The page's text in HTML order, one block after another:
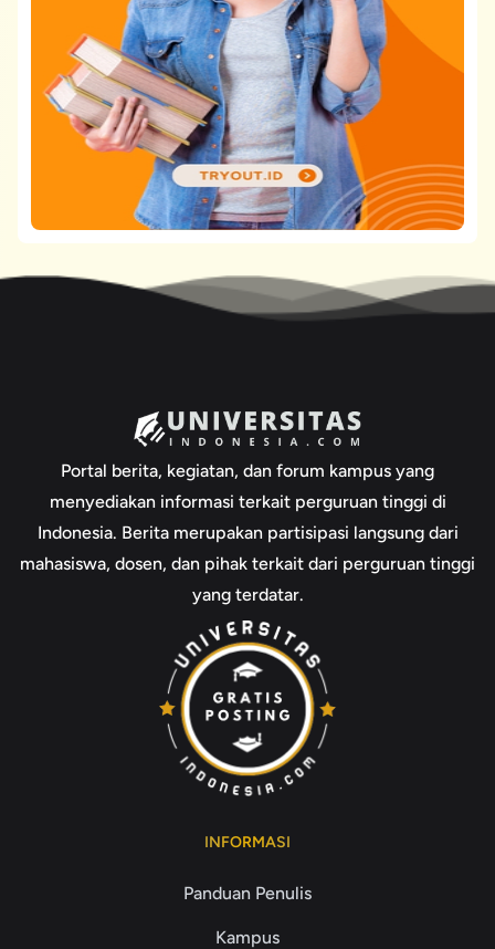
Portal berita, kegiatan, dan forum kampus yang
menyediakan informasi terkait perguruan tinggi di
Indonesia. Berita merupakan partisipasi langsung dari
mahasiswa, dosen, dan pihak terkait dari perguruan tinggi
yang terdatar.
INFORMASI
Panduan Penulis
Kampus